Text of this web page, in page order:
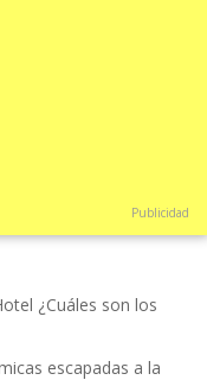
Publicidad
¿Cuáles son los
escapadas a la